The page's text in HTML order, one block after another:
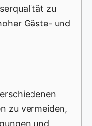
zu
Gäste- und
zu vermeiden,
und